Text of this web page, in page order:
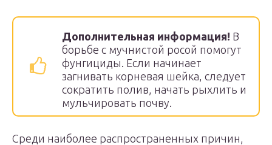
Дополнительная информация! В
борьбе с мучнистой росой помогут
фунгициды. Если начинает
загнивать корневая шейка, следует
сократить полив, начать рыхлить и
мульчировать почву.
Среди наиболее распространенных причин,